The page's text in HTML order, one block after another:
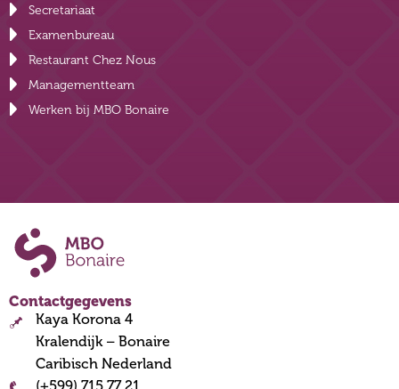
Secretariaat
Examenbureau
Restaurant Chez Nous
Managementteam
Werken bij MBO Bonaire
Contactgegevens
Kaya Korona 4
Kralendijk – Bonaire
Caribisch Nederland